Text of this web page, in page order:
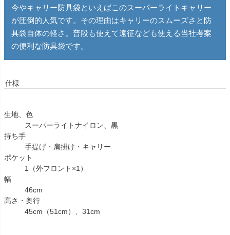
今やキャリー防具袋といえばこのスーパーライトキャリー
が圧倒的人気です。その理由はキャリーのスムーズさと防
具袋自体の軽さ。普段も使えて遠征なども使える当社考案
の便利な防具袋です。
仕様
生地、色
スーパーライトナイロン、黒
持ち手
手提げ・肩掛け・キャリー
ポケット
1（外フロント×1）
幅
46cm
高さ・奥行
45cm（51cm）、31cm